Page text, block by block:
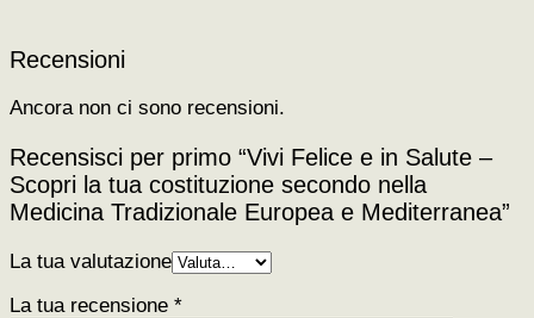
Recensioni
Ancora non ci sono recensioni.
Recensisci per primo “Vivi Felice e in Salute –
Scopri la tua costituzione secondo nella
Medicina Tradizionale Europea e Mediterranea”
La tua valutazione
La tua recensione *